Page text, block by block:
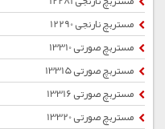
مستربچ نارنجی 12290
مستربچ صورتی 13310
مستربچ صورتی 13315
مستربچ صورتی 13316
مستربچ صورتی 13320